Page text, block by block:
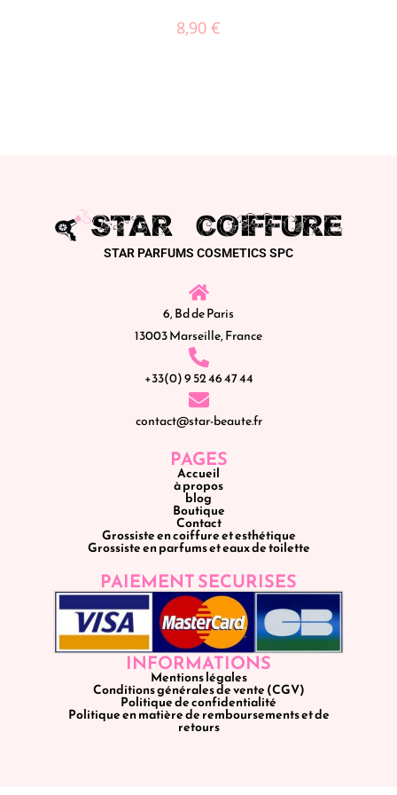
8,90 €
STAR PARFUMS COSMETICS SPC
6, Bd de Paris
13003 Marseille, France
+33(0) 9 52 46 47 44
contact@star-beaute.fr
PAGES
Accueil
à propos
blog
Boutique
Contact
Grossiste en coiffure et esthétique
Grossiste en parfums et eaux de toilette
PAIEMENT SECURISES
INFORMATIONS
Mentions légales
Conditions générales de vente (CGV)
Politique de confidentialité
Politique en matière de remboursements et de
retours